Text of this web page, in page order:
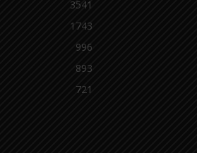
3541
1743
996
893
721